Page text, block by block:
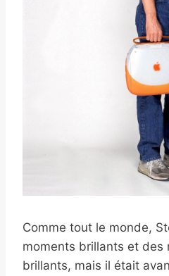
Comme tout le monde,
moments brillants et des
brillants, mais il était